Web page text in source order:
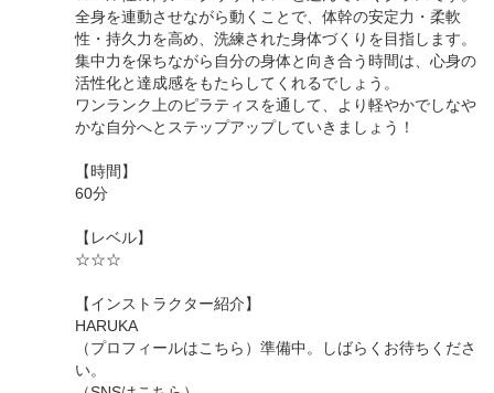
全身を連動させながら動くことで、体幹の安定力・柔軟
性・持久力を高め、洗練された身体づくりを目指します。
集中力を保ちながら自分の身体と向き合う時間は、心身の
活性化と達成感をもたらしてくれるでしょう。
ワンランク上のピラティスを通して、より軽やかでしなや
かな自分へとステップアップしていきましょう！
【時間】
60分
【レベル】
☆☆☆
【インストラクター紹介】
HARUKA
（プロフィールはこちら）準備中。しばらくお待ちくださ
い。